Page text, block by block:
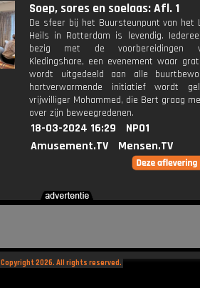
Soep, sores en soelaas: Afl. 1
De sfeer bij het Buursteunpunt van het
Heils in Rotterdam is levendig.
bezig met de voorbereidingen
Kledingshare, een evenement waar
wordt uitgedeeld aan alle
hartverwarmende initiatief wordt
vrijwilliger Mohammed, die Bert graag
over zijn beweegredenen.
18-03-2024 16:29
NPO1
Amusement.TV
Mensen.TV
Copyright 2026. All rights reserved.